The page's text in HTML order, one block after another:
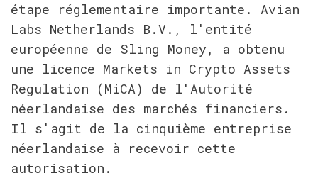
étape réglementaire importante. Avian
Labs Netherlands B.V., l'entité
européenne de Sling Money, a obtenu
une licence Markets in Crypto Assets
Regulation (MiCA) de l'Autorité
néerlandaise des marchés financiers.
Il s'agit de la cinquième entreprise
néerlandaise à recevoir cette
autorisation.